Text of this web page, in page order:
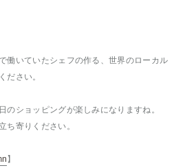
働いていたシェフの作る、世界のローカル
ださい。
のショッピングが楽しみになりますね。
ち寄りください。
】